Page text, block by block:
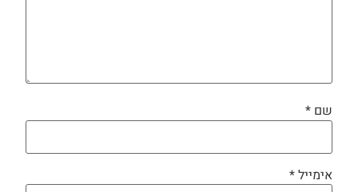
שם *
אימייל*